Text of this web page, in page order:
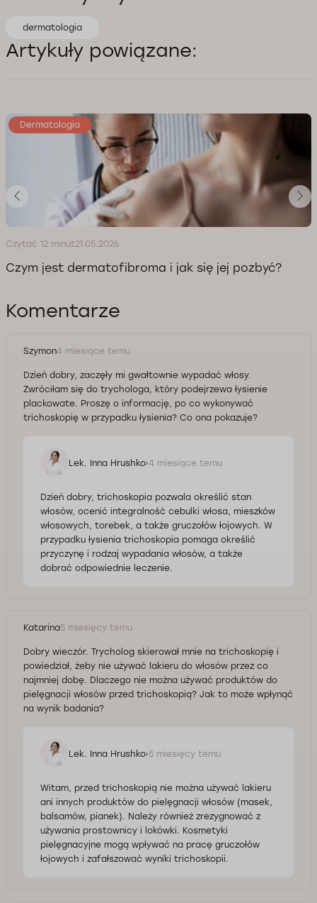
dermatologia
Artykuły powiązane:
Dermatologia
Czytać 12 minut21.05.2026
Czym jest dermatofibroma i jak się jej pozbyć?
Komentarze
Szymon4 miesiące temu
Dzień dobry, zaczęły mi gwałtownie wypadać włosy.
Zwróciłam się do trychologa, który podejrzewa łysienie
plackowate. Proszę o informację, po co wykonywać
trichoskopię w przypadku łysienia? Co ona pokazuje?
Lek. Inna Hrushko 4 miesiące temu
Dzień dobry, trichoskopia pozwala określić stan
włosów, ocenić integralność cebulki włosa, mieszków
włosowych, torebek, a także gruczołów łojowych. W
przypadku łysienia trichoskopia pomaga określić
przyczynę i rodzaj wypadania włosów, a także
dobrać odpowiednie leczenie.
Katarina5 miesięcy temu
Dobry wieczór. Trycholog skierował mnie na trichoskopię i
powiedział, żeby nie używać lakieru do włosów przez co
najmniej dobę. Dlaczego nie można używać produktów do
pielęgnacji włosów przed trichoskopią? Jak to może wpłynąć
na wynik badania?
Lek. Inna Hrushko 5 miesięcy temu
Witam, przed trichoskopią nie można używać lakieru
ani innych produktów do pielęgnacji włosów (masek,
balsamów, pianek). Należy również zrezygnować z
używania prostownicy i lokówki. Kosmetyki
pielęgnacyjne mogą wpływać na pracę gruczołów
łojowych i zafałszować wyniki trichoskopii.